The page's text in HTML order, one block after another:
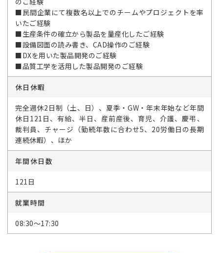
■民間企業にて複数名以上でのチームやプロジェクトを率
いたご経験
■生産条件の確立から製品を量産化したご経験
■設備図面の読み書き、CAD操作のご経験
■DXを用いた製品開発のご経験
■品質工学を活用した製品開発のご経験
休日休暇
完全週休2日制（土、日）、夏季・GW・年末年始など年間
休日121日、有給、半日、産前産後、育児、介護、慶弔、
裁判員、チャージ（勤続年数に合わせ5、20労働日の長期
連続休暇）、ほか
年間休日数
121日
就業時間
08:30～17:30